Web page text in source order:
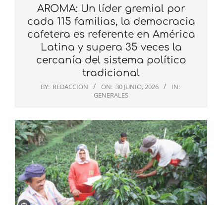
AROMA: Un líder gremial por
cada 115 familias, la democracia
cafetera es referente en América
Latina y supera 35 veces la
cercanía del sistema político
tradicional
BY: REDACCION ON: 30 JUNIO, 2026
IN:
GENERALES